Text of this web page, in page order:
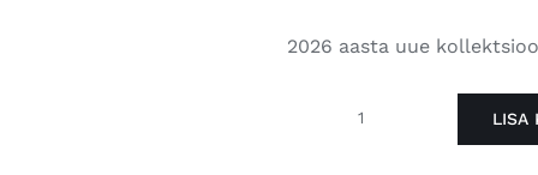
2026 aasta uue
LISA